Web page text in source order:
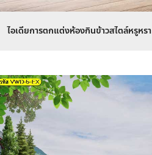
ไอเดียการตกแต่งห้องกินข้าวสไตล์หรูหรา